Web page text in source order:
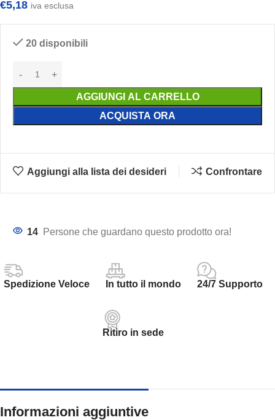
€5,18 iva esclusa
20 disponibili
AGGIUNGI AL CARRELLO
ACQUISTA ORA
Aggiungi alla lista dei desideri Confrontare
14 Persone che guardano questo prodotto ora!
Spedizione Veloce In tutto il mondo 24/7 Supporto
Ritiro in sede
Informazioni aggiuntive